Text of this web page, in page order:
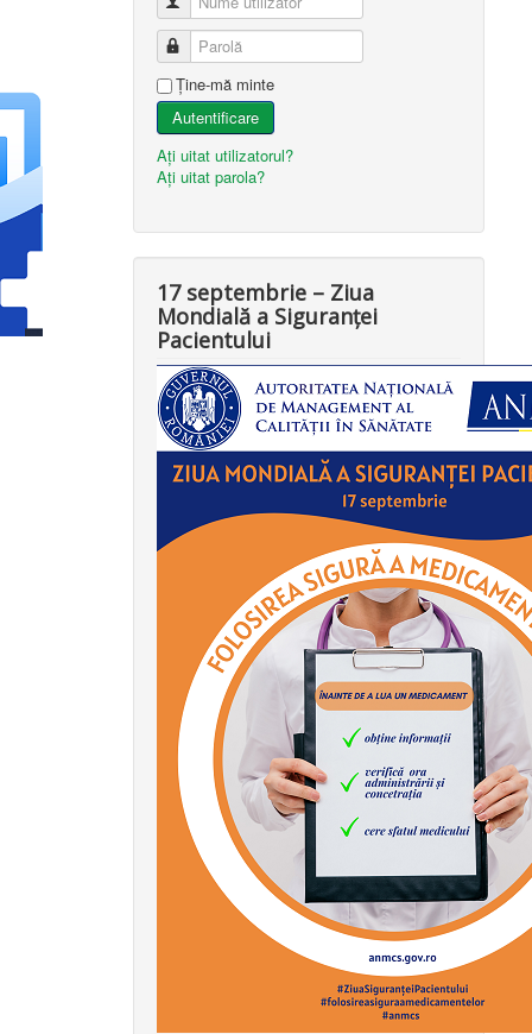
Parolă
Ţine-mă minte
Autentificare
Aţi uitat utilizatorul?
Aţi uitat parola?
17 septembrie – Ziua
Mondială a Siguranței
Pacientului